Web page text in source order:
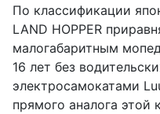
По классификации
LAND HOPPER
малогабаритным
16 лет без
электросамокатами
прямого аналога этой